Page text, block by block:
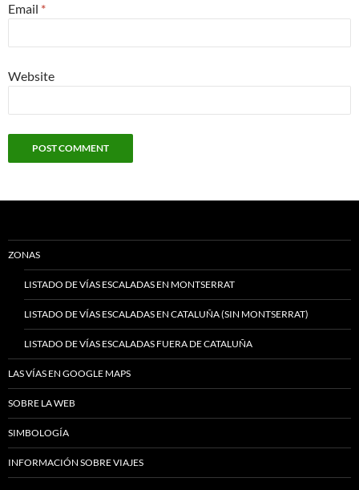
Email *
Website
ZONAS
LISTADO DE VÍAS ESCALADAS EN MONTSERRAT
LISTADO DE VÍAS ESCALADAS EN CATALUÑA (SIN MONTSERRAT)
LISTADO DE VÍAS ESCALADAS FUERA DE CATALUÑA
LAS VÍAS EN GOOGLE MAPS
SOBRE LA WEB
SIMBOLOGÍA
INFORMACIÓN SOBRE VIAJES